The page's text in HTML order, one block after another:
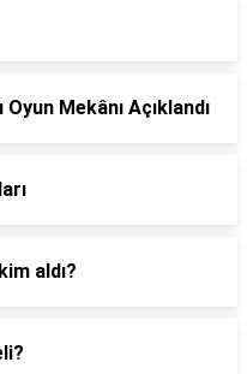
Mekânı Açıklandı
aldı?